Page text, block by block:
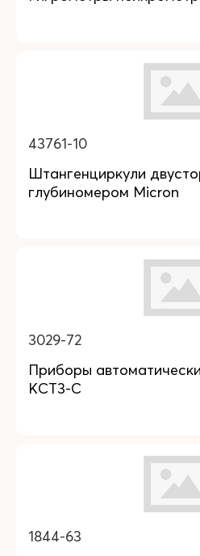
43761-10
Штангенциркули
глубиномером Micron
3029-72
Приборы
КСТ3-С
1844-63